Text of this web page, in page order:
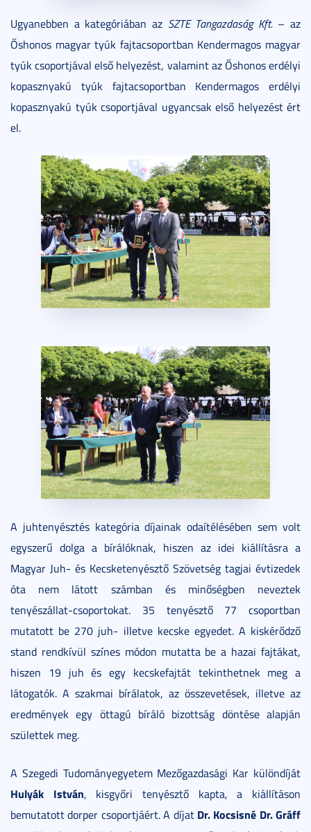
Ugyanebben a kategóriában az SZTE Tangazdaság Kft.– az
Őshonos magyar tyúk fajtacsoportban Kendermagos magyar
tyúk csoportjával első helyezést, valamint az Őshonos erdélyi
kopasznyakú tyúk fajtacsoportban Kendermagos erdélyi
kopasznyakú tyúk csoportjával ugyancsak első helyezést ért
el.
A juhtenyésztés kategória díjainak odaítélésében sem volt
egyszerű dolga a bírálóknak, hiszen az idei kiállításra a
Magyar Juh- és Kecsketenyésztő Szövetség tagjai évtizedek
óta nem látott számban és minőségben neveztek
tenyészállat-csoportokat. 35 tenyésztő 77 csoportban
mutatott be 270 juh- illetve kecske egyedet. A kiskérődző
stand rendkívül színes módon mutatta be a hazai fajtákat,
hiszen 19 juh és egy kecskefajtát tekinthetnek meg a
látogatók. A szakmai bírálatok, az összevetések, illetve az
eredmények egy öttagú bíráló bizottság döntése alapján
születtek meg.
A Szegedi Tudományegyetem Mezőgazdasági Kar különdíját
Hulyák István, kisgyőri tenyésztő kapta, a kiállításon
bemutatott dorper csoportjáért. A díjat Dr. Kocsisné Dr. Gráff